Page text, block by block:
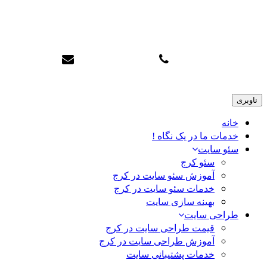
ناوبری
خانه
خدمات ما در یک نگاه !
سئو سایت
سئو کرج
آموزش سئو سایت در کرج
خدمات سئو سایت در کرج
بهینه سازی سایت
طراحی سایت
قیمت طراحی سایت در کرج
آموزش طراحی سایت در کرج
خدمات پشتیبانی سایت